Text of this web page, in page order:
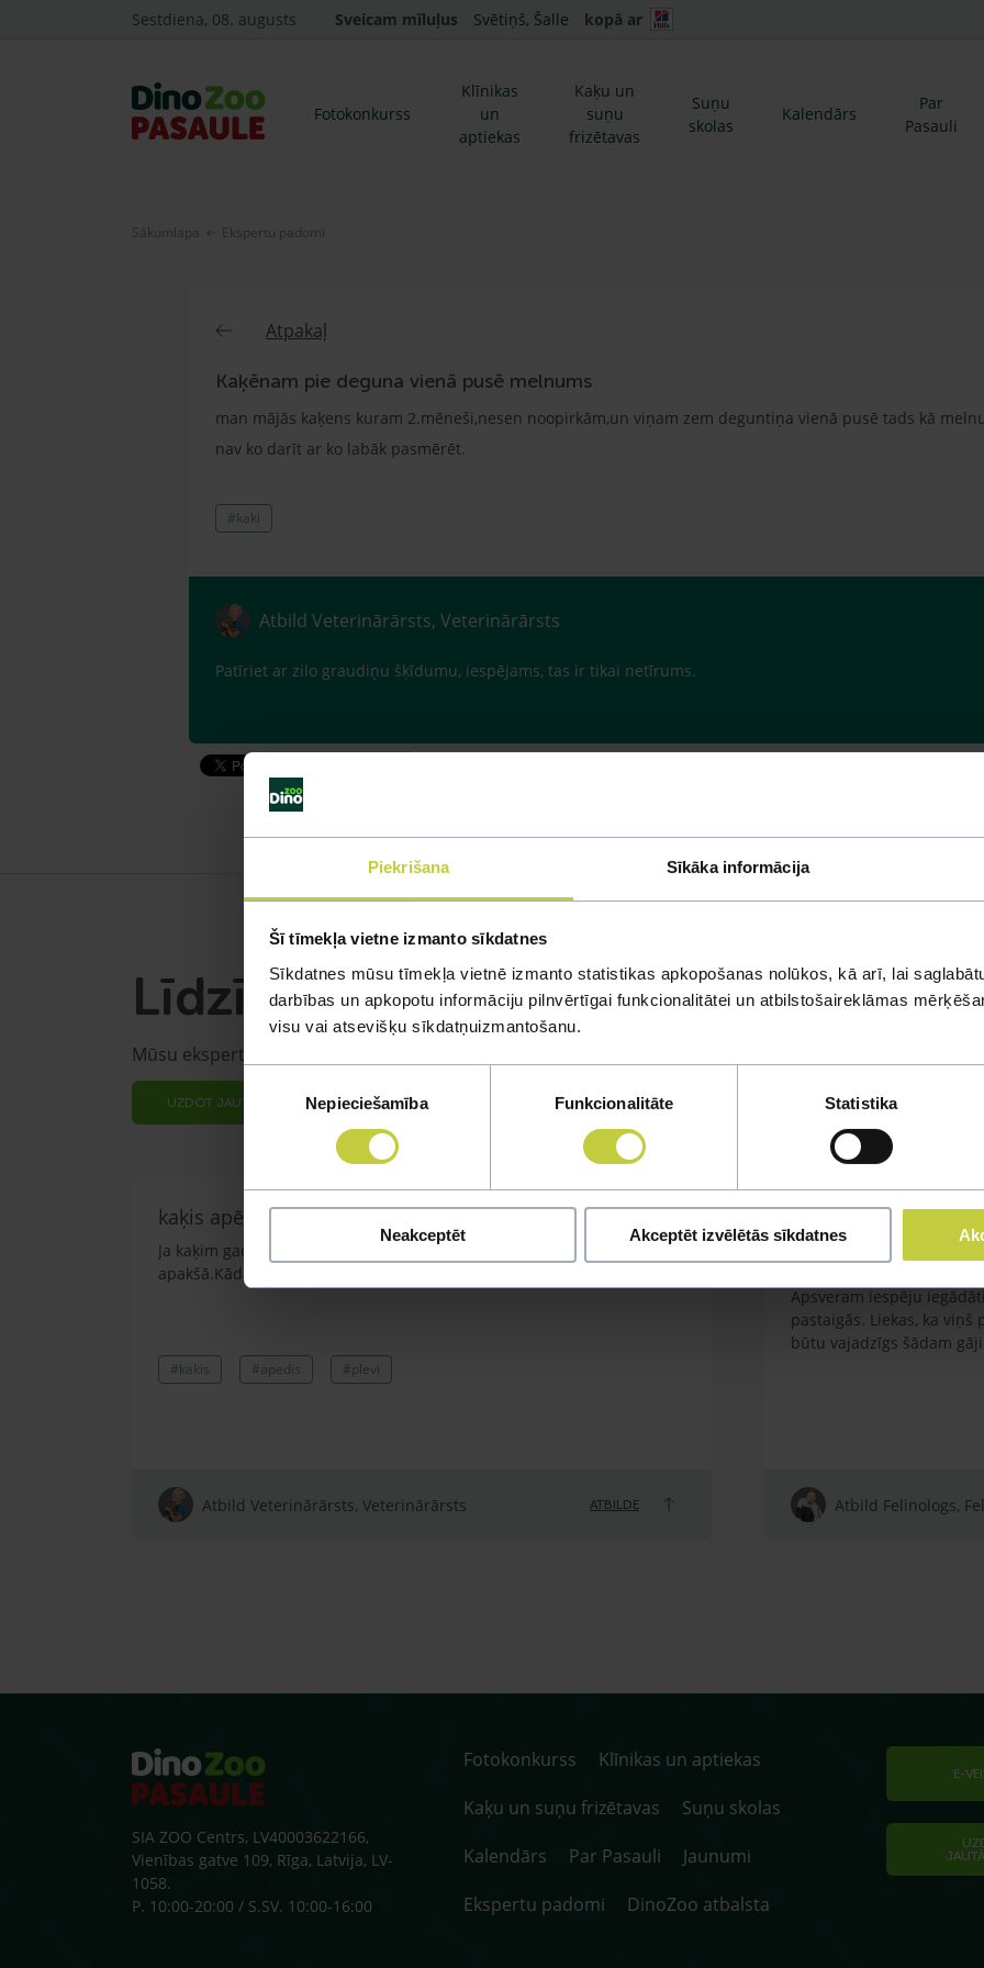
Piekrišana Sīkāka informācija
Šī tīmekļa vietne izmanto sīkdatnes
Sīkdatnes mūsu tīmekļa vietnē izmanto statistikas apkopošanas nolūkos, kā arī, lai
darbības un apkopotu informāciju pilnvērtīgai funkcionalitātei un atbilstošaireklāmas
visu vai atsevišķu sīkdatņuizmantošanu.
Piekrišanas
izvēle
Nepieciešamība Funkcionalitāte Statistika
Neakceptēt Akceptēt izvēlētās sīkdatnes
Sestdiena, 08. augusts Sveicam mīluļus Svētiņš, Šalle kopā ar
Fotokonkurss
Klīnikas
un
aptiekas
Kaķu un
suņu
frizētavas
Suņu
skolas
Kalendārs
Par
Pasauli
Sākumlapa Ekspertu padomi
Atpakaļ
Kaķēnam pie deguna vienā pusē melnums
man mājās kaķens kuram 2.mēneši,nesen noopirkām,un viņam zem deguntiņa vienā pusē tads kā
nav ko darīt ar ko labāk pasmērēt.
#kaki
Atbild Veterinārārsts, Veterinārārsts
Patīriet ar zilo graudiņu šķīdumu, iespējams, tas ir tikai netīrums.
Līdzīgi jautājumi
Mūsu eksperti spēs atbildēt uz jebkuru Jūsu jautājumu
UZDOT JAUTĀJUMU
kaķis apēdis plēvi
Ja kaķim gadījies apēst plastiku ,ko ieklāj zem garnelēm kārbiņās
apakšā.Kādas sekas varētu būt?Kā kaķis varētu reağēt...Ko darīt?
#kakis #apedis #plevi
Atbild Veterinārārsts, Veterinārārsts ATBILDE
Kaķa vešana ārā
Labdien. Mums ir kaķis
Vienmēr kad ir izdevība,
Apsveram iespēju
pastaigās. Liekas, ka
būtu vajadzīgs šādam
Atbild Felinologs,
SIA ZOO Centrs, LV40003622166,
Vienības gatve 109, Rīga, Latvija, LV-
1058.
P. 10:00-20:00 / S.SV. 10:00-16:00
Fotokonkurss
Klīnikas un aptiekas
Kaķu un suņu frizētavas
Suņu skolas
Kalendārs
Par Pasauli
Jaunumi
Ekspertu padomi
DinoZoo atbalsta
E-